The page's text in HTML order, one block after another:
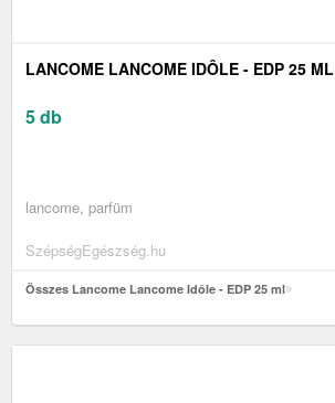
LANCOME LANCOME IDÔLE - EDP 25 ML
5 db
lancome, parfüm
SzépségEgészség.hu
Összes Lancome Lancome Idôle - EDP 25 ml